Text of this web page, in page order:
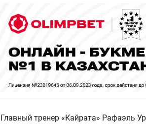
Главный тренер «Кайрата» Рафаэль